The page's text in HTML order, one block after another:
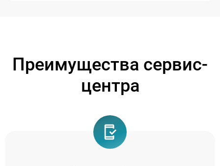
Преимущества сервис-
центра